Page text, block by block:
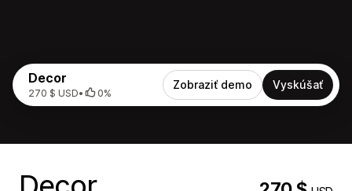
Decor
270 $ USD• 0%
Zobraziť demo Vyskúšať